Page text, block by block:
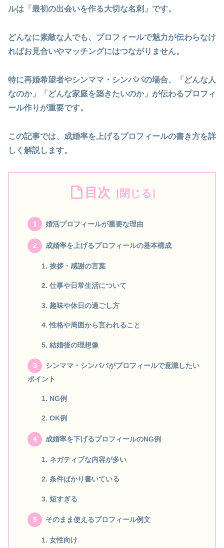
ルは「最初の出会いを作る大切な名刺」です。
どんなに素敵な人でも、プロフィールで魅力が伝わらなけ
ればお見合いやマッチングにはつながりません。
特に再婚希望者やシンママ・シンパパの場合、「どんな人
なのか」「どんな家庭を築きたいのか」が伝わるプロフィ
ール作りが重要です。
この記事では、成婚率を上げるプロフィールの書き方を詳
しく解説します。
目次
婚活プロフィールが重要な理由
成婚率を上げるプロフィールの基本構成
挨拶・感謝の言葉
仕事や日常生活について
趣味や休日の過ごし方
性格や周囲から言われること
結婚後の理想像
シンママ・シンパパがプロフィールで意識したい
ポイント
NG例
OK例
成婚率を下げるプロフィールのNG例
ネガティブな内容が多い
条件ばかり書いている
短すぎる
そのまま使えるプロフィール例文
女性向け